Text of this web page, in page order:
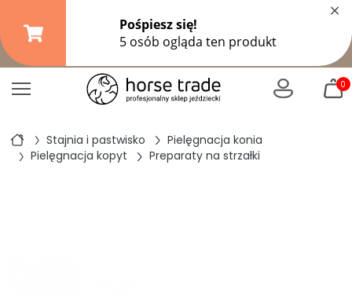
Darmowa dostawa od149,99 zł
299 złpozostałe formy wysyłki
×
0
Stajnia i pastwisko
Pielęgnacja konia
Pielęgnacja kopyt
Preparaty na strzałki